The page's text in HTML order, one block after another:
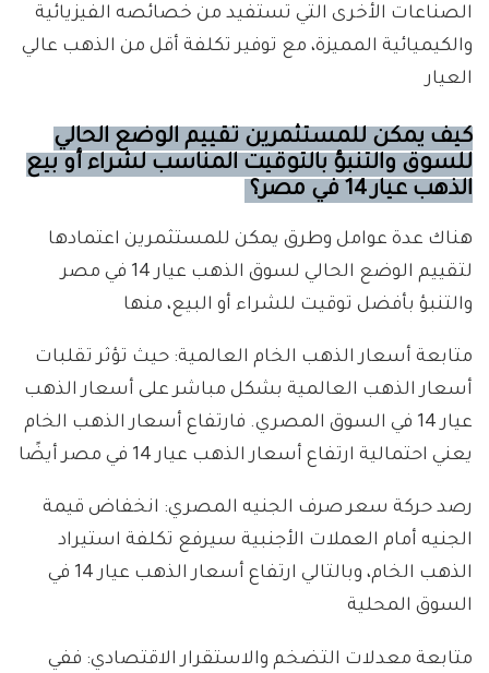
الصناعات الأخرى التي تستفيد من خصائصه الفيزيائية
والكيميائية المميزة، مع توفير تكلفة أقل من الذهب عالي
العيار
كيف يمكن للمستثمرين تقييم الوضع الحالي
للسوق والتنبؤ بالتوقيت المناسب لشراء أو بيع
الذهب عيار 14 في مصر؟
هناك عدة عوامل وطرق يمكن للمستثمرين اعتمادها
لتقييم الوضع الحالي لسوق الذهب عيار 14 في مصر
والتنبؤ بأفضل توقيت للشراء أو البيع، منها
متابعة أسعار الذهب الخام العالمية: حيث تؤثر تقلبات
أسعار الذهب العالمية بشكل مباشر على أسعار الذهب
عيار 14 في السوق المصري. فارتفاع أسعار الذهب الخام
يعني احتمالية ارتفاع أسعار الذهب عيار 14 في مصر أيضًا
رصد حركة سعر صرف الجنيه المصري: انخفاض قيمة
الجنيه أمام العملات الأجنبية سيرفع تكلفة استيراد
الذهب الخام، وبالتالي ارتفاع أسعار الذهب عيار 14 في
السوق المحلية
متابعة معدلات التضخم والاستقرار الاقتصادي: ففي